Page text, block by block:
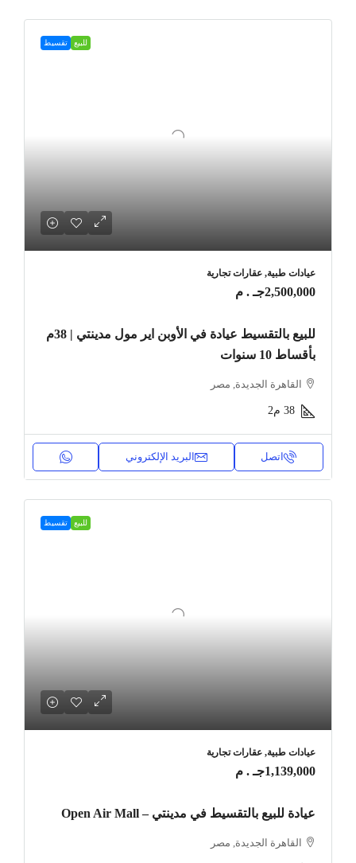
للبيع تقسيط
عيادات طبية, عقارات تجارية
2,500,000جـ . م
للبيع بالتقسيط عيادة في الأوبن اير مول مدينتي | 38م
بأقساط 10 سنوات
القاهرة الجديدة, مصر
38 م2
اتصل البريد الإلكتروني
للبيع تقسيط
عيادات طبية, عقارات تجارية
1,139,000جـ . م
عيادة للبيع بالتقسيط في مدينتي – Open Air Mall
القاهرة الجديدة, مصر